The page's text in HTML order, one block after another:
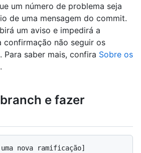
um número de problema seja
de uma mensagem do commit.
um aviso e impedirá a
confirmação não seguir os
Para saber mais, confira Sobre os
.
e fazer